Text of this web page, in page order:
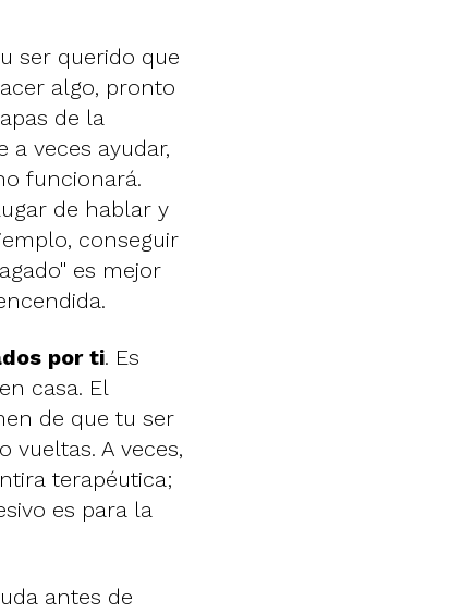
ser querido que
algo, pronto
de la
veces ayudar,
funcionará.
de hablar y
conseguir
es mejor
por ti. Es
casa. El
de que tu ser
vueltas. A veces,
terapéutica;
es para la
antes de